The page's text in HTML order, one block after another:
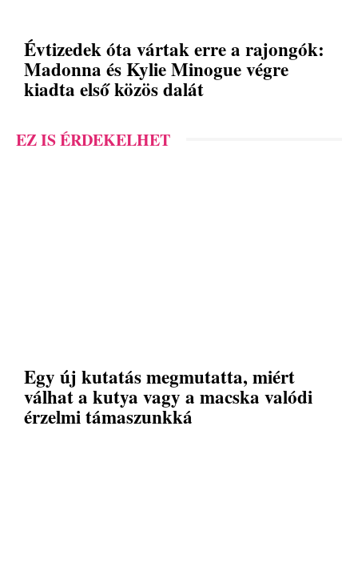
Évtizedek óta vártak erre a rajongók:
Madonna és Kylie Minogue végre
kiadta első közös dalát
EZ IS ÉRDEKELHET
Egy új kutatás megmutatta, miért
válhat a kutya vagy a macska valódi
érzelmi támaszunkká